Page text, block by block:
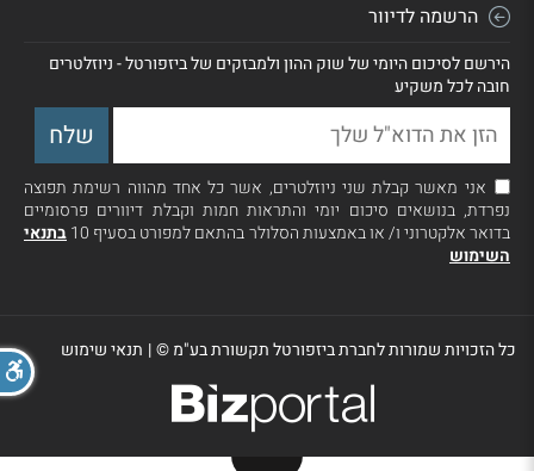
הרשמה לדיוור
הירשם לסיכום היומי של שוק ההון ולמבזקים של ביזפורטל - ניוזלטרים
חובה לכל משקיע
אני מאשר קבלת שני ניוזלטרים, אשר כל אחד מהווה רשימת תפוצה
נפרדת, בנושאים סיכום יומי והתראות חמות וקבלת דיוורים פרסומיים
בדואר אלקטרוני ו/ או באמצעות הסלולר בהתאם למפורט בסעיף 10
בתנאי
השימוש
כל הזכויות שמורות לחברת ביזפורטל תקשורת בע"מ ©| תנאי שימוש